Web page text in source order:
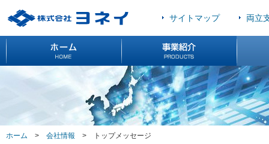
サイトマップ 両立
ホーム > 会社情報 > トップメッセージ